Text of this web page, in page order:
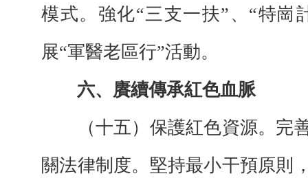
模式。強化“三支一扶”、“特崗
展“軍醫老區行”活動。
六、賡續傳承紅色血脈
（十五）保護紅色資源。完
關法律制度。堅持最小干預原則